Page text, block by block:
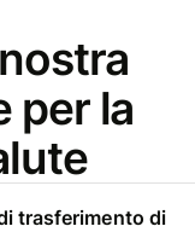
per la
trasferimento di